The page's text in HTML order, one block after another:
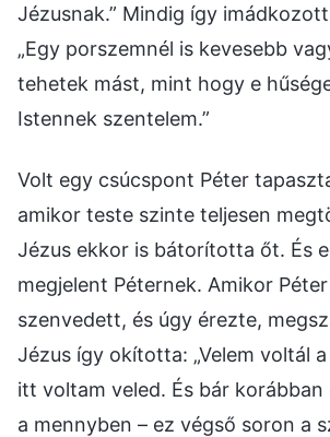
Jézusnak.” Mindig így
„Egy porszemnél is kevesebb
tehetek mást, mint hogy e
Istennek szentelem.”
Volt egy csúcspont Péter
amikor teste szinte teljesen
Jézus ekkor is bátorította őt. És
megjelent Péternek. Amikor
szenvedett, és úgy érezte,
Jézus így okította: „Velem voltál
itt voltam veled. És bár
a mennyben – ez végső soron a